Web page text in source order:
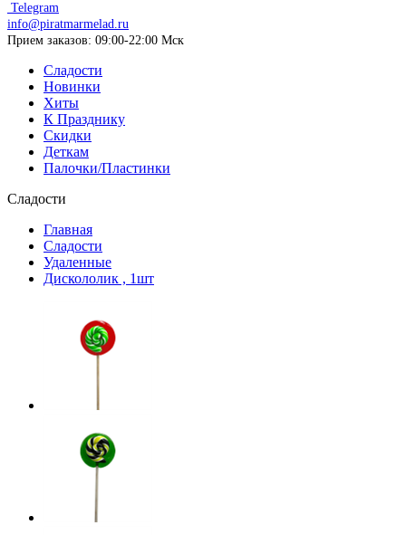
Telegram
info@piratmarmelad.ru
Прием заказов: 09:00-22:00 Мск
Сладости
Новинки
Хиты
К Празднику
Скидки
Деткам
Палочки/Пластинки
Сладости
Главная
Сладости
Удаленные
Дискололик , 1шт